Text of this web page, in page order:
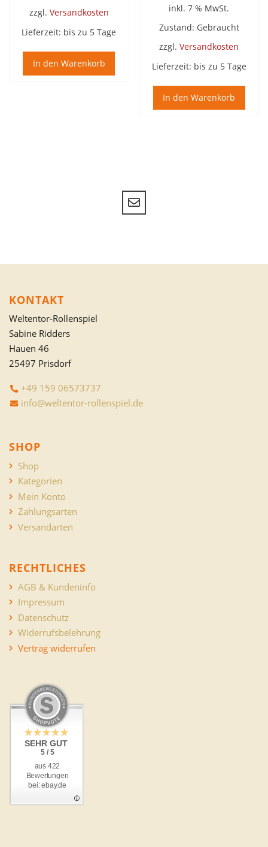
zzgl. Versandkosten
Lieferzeit: bis zu 5 Tage
In den Warenkorb
inkl. 7 % MwSt.
Zustand: Gebraucht
zzgl.Versandkosten
Lieferzeit: bis zu 5 Tage
In den Warenkorb
KONTAKT
Weltentor-Rollenspiel
Sabine Ridders
Hauen 46
25497 Prisdorf
+49 159 06573737
info@weltentor-rollenspiel.de
SHOP
Shop
Kategorien
Mein Konto
Zahlungsarten
Versandarten
RECHTLICHES
AGB & Kundeninfo
Impressum
Datenschutz
Widerrufsbelehrung
Vertrag widerrufen
SEHR GUT
5 / 5
aus 422
Bewertungen
bei: ebay.de